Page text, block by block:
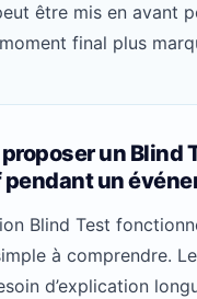
être mis en avant
final plus
un Blind
un
Blind Test
à comprendre.
d’explication